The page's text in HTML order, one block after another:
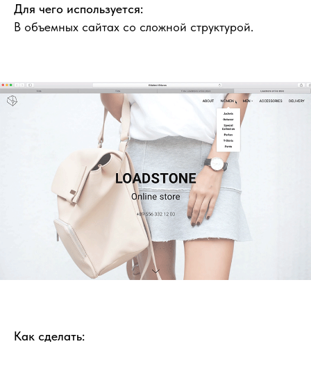
Для чего используется:
В объемных сайтах со сложной структурой.
Как сделать: